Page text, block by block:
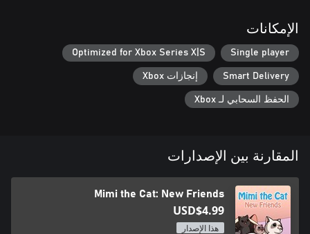
لاكتشاف شيء مميز. مع مجموعة متنوعة من الألغاز والإعدادات
الرائعة، تقدم هذه اللعبة متعة لا تنتهي ولحظات دافئة. انضم إلى ميمي
وأصدقائها الجدد في هذه المغامرة الساحرة!
الإمكانات
Single player
Optimized for Xbox Series X|S
Smart Delivery إنجازات Xbox
الحفظ السحابي لـ Xbox
المقارنة بين الإصدارات
Mimi the Cat: New Friends
USD$4.99
هذا الإصدار